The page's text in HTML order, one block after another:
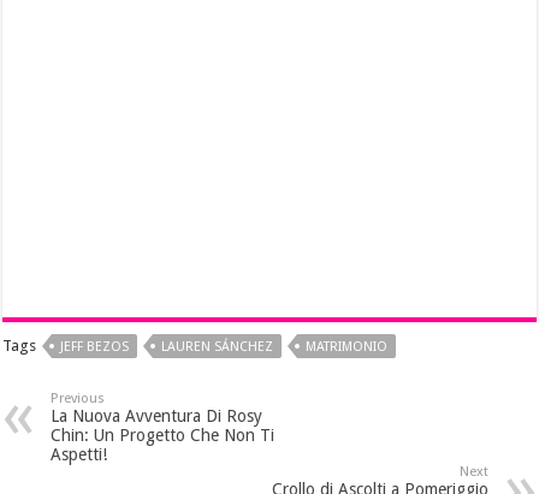
Tags JEFF BEZOS LAUREN SÁNCHEZ MATRIMONIO
Previous
La Nuova Avventura Di Rosy
Chin: Un Progetto Che Non Ti
Aspetti!
Next
Crollo di Ascolti a Pomeriggio